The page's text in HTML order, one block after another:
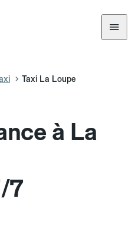
Taxi La Loupe
à La
7